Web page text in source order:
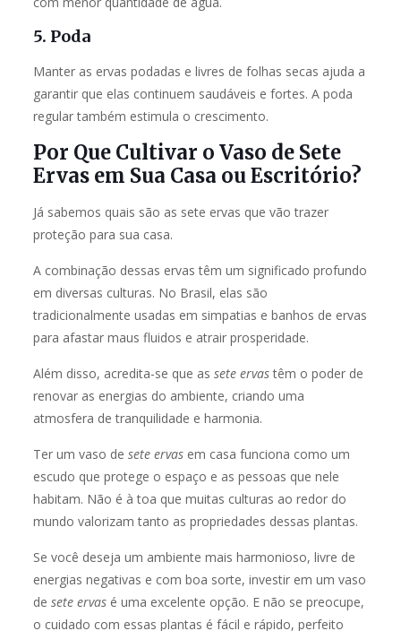
5. Poda
Manter as ervas podadas e livres de folhas secas ajuda a
garantir que elas continuem saudáveis e fortes. A poda
regular também estimula o crescimento.
Por Que Cultivar o Vaso de Sete
Ervas em Sua Casa ou Escritório?
Já sabemos quais são as sete ervas que vão trazer
proteção para sua casa.
A combinação dessas ervas têm um significado profundo
em diversas culturas. No Brasil, elas são
tradicionalmente usadas em simpatias e banhos de ervas
para afastar maus fluidos e atrair prosperidade.
Além disso, acredita-se que as sete ervastêm o poder de
renovar as energias do ambiente, criando uma
atmosfera de tranquilidade e harmonia.
Ter um vaso de sete ervasem casa funciona como um
escudo que protege o espaço e as pessoas que nele
habitam. Não é à toa que muitas culturas ao redor do
mundo valorizam tanto as propriedades dessas plantas.
Se você deseja um ambiente mais harmonioso, livre de
energias negativas e com boa sorte, investir em um vaso
de sete ervasé uma excelente opção. E não se preocupe,
o cuidado com essas plantas é fácil e rápido, perfeito